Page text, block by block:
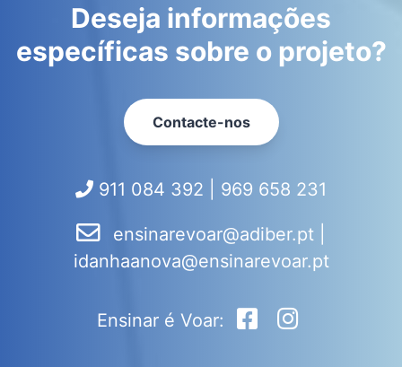
Deseja informações
específicas sobre o projeto?
Contacte-nos
911 084 392 | 969 658 231
ensinarevoar@adiber.pt
idanhaanova@ensinarevoar.pt
Ensinar é Voar: